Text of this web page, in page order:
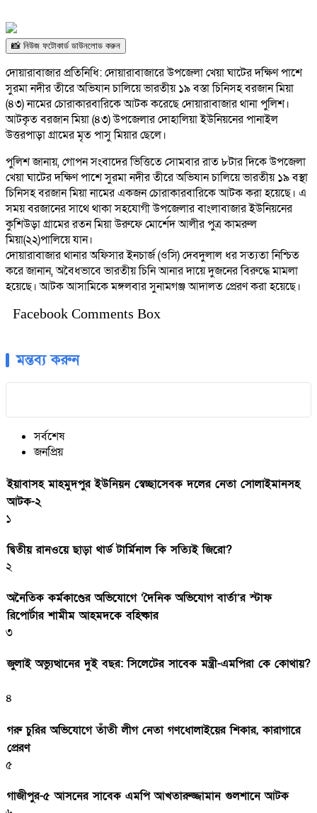
📸 নিউজ ফটোকার্ড ডাউনলোড করুন
দোয়ারাবাজার প্রতিনিধি: দোয়ারাবাজারে উপজেলা খেয়া ঘাটের দক্ষিণ পাশে
সুরমা নদীর তীরে অভিযান চালিয়ে ভারতীয় ১৯ বস্তা চিনিসহ বরজান মিয়া
(৪৩) নামের চোরাকারবারিকে আটক করেছে দোয়ারাবাজার থানা পুলিশ।
আটকৃত বরজান মিয়া (৪৩) উপজেলার দোহালিয়া ইউনিয়নের পানাইল
উত্তরপাড়া গ্রামের মৃত পাসু মিয়ার ছেলে।
পুলিশ জানায়, গোপন সংবাদের ভিত্তিতে সোমবার রাত ৮টার দিকে উপজেলা
খেয়া ঘাটের দক্ষিণ পাশে সুরমা নদীর তীরে অভিযান চালিয়ে ভারতীয় ১৯ বস্থা
চিনিসহ বরজান মিয়া নামের একজন চোরাকারবারিকে আটক করা হয়েছে। এ
সময় বরজানের সাথে থাকা সহযোগী উপজেলার বাংলাবাজার ইউনিয়নের
কুশিউড়া গ্রামের রতন মিয়া উরুফে মোর্শেদ আলীর পুত্র কামরুল
মিয়া(২২)পালিয়ে যান।
দোয়ারাবাজার থানার অফিসার ইনচার্জ (ওসি) দেবদুলাল ধর সত্যতা নিশ্চিত
করে জানান, অবৈধভাবে ভারতীয় চিনি আনার দায়ে দুজনের বিরুদ্ধে মামলা
হয়েছে। আটক আসামিকে মঙ্গলবার সুনামগঞ্জ আদালত প্রেরণ করা হয়েছে।
Facebook Comments Box
মন্তব্য করুন
সর্বশেষ
জনপ্রিয়
ইয়াবাসহ মাহমুদপুর ইউনিয়ন স্বেচ্ছাসেবক দলের নেতা সোলাইমানসহ
আটক-২
১
দ্বিতীয় রানওয়ে ছাড়া থার্ড টার্মিনাল কি সত্যিই জিরো?
২
অনৈতিক কর্মকাণ্ডের অভিযোগে ‘দৈনিক অভিযোগ বার্তা’র স্টাফ
রিপোর্টার শামীম আহমদকে বহিষ্কার
৩
জুলাই অভ্যুত্থানের দুই বছর: সিলেটের সাবেক মন্ত্রী-এমপিরা কে কোথায়?
৪
গরু চুরির অভিযোগে তাঁতী লীগ নেতা গণধোলাইয়ের শিকার, কারাগারে
প্রেরণ
৫
গাজীপুর-৫ আসনের সাবেক এমপি আখতারুজ্জামান গুলশানে আটক